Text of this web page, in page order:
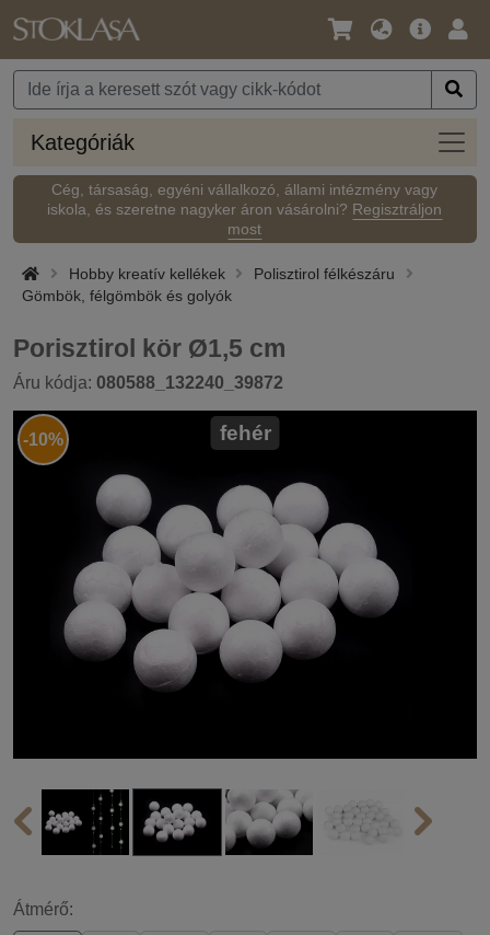
Nyelv
Pénznem
Fő
Kategóriák
Cég, társaság, egyéni vállalkozó, állami intézmény vagy
iskola, és szeretne nagyker áron vásárolni? Regisztráljon
most
Hobby kreatív kellékek
Polisztirol félkészáru
Gömbök, félgömbök és golyók
Porisztirol kör Ø1,5 cm
Áru kódja: 080588_132240_39872
-10% fehér
Átmérő: